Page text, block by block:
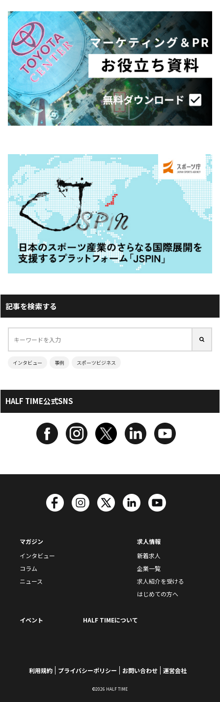
記事を検索する
インタビュー 事例 スポーツビジネス
HALF TIME公式SNS
マガジン
インタビュー
コラム
ニュース
求人情報
新着求人
企業一覧
求人紹介を受ける
はじめての方へ
イベント HALF TIMEについて
利用規約 プライバシーポリシー お問い合わせ 運営会社
©2026 HALF TIME